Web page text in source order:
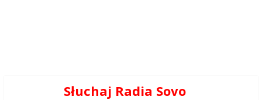
Słuchaj Radia Sovo